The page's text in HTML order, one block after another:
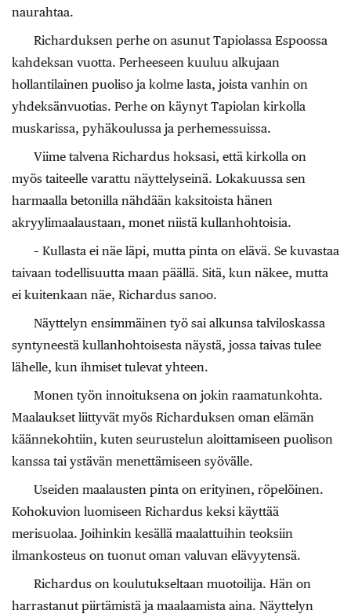
naurahtaa.
Richarduksen perhe on asunut Tapio­lassa Espoossa
kahdeksan vuotta. Perheeseen kuuluu alkujaan
hollantilainen puoliso ja kolme lasta, joista vanhin on
yhdeksänvuotias. Perhe on käynyt Tapiolan kirkolla
muskarissa, pyhäkoulussa ja perhemessuissa.
Viime talvena Richardus hoksasi, että kirkolla on
myös taiteelle varattu näyttelyseinä. Lokakuussa sen
harmaalla betonilla nähdään kaksitoista hänen
akryylimaalaustaan, monet niistä kullanhohtoisia.
– Kullasta ei näe läpi, mutta pinta on elävä. Se kuvastaa
taivaan todellisuutta maan päällä. Sitä, kun näkee, mutta
ei kuitenkaan näe, Richardus sanoo.
Näyttelyn ensimmäinen työ sai alkunsa talviloskassa
syntyneestä kullanhohtoisesta näystä, jossa taivas tulee
lähelle, kun ihmiset tulevat yhteen.
Monen työn innoituksena on jokin raamatunkohta.
Maalaukset liittyvät myös Richarduksen oman elämän
käännekohtiin, kuten seurustelun aloittamiseen puolison
kanssa tai ystävän menettämiseen syövälle.
Useiden maalausten pinta on erityinen, röpelöinen.
Kohokuvion luomiseen Richardus keksi käyttää
merisuolaa. Joihinkin kesällä maalattuihin teoksiin
ilmankosteus on tuonut oman valuvan elävyytensä.
Richardus on koulutukseltaan muotoilija. Hän on
harrastanut piirtämistä ja maalaamista aina. Näyttelyn